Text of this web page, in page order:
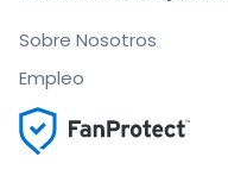
Sobre Nosotros
Empleo